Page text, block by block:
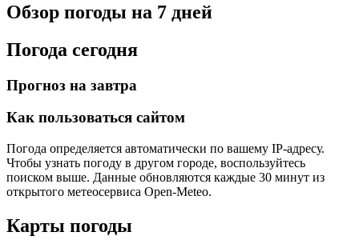
Обзор погоды на 7 дней
Погода сегодня
Прогноз на завтра
Как пользоваться сайтом
Погода определяется автоматически по вашему IP-адресу.
Чтобы узнать погоду в другом городе, воспользуйтесь
поиском выше. Данные обновляются каждые 30 минут из
открытого метеосервиса Open-Meteo.
Карты погоды